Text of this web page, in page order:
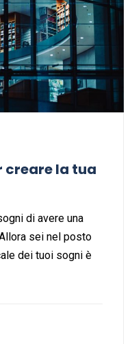
creare la tua
di avere una
sei nel posto
dei tuoi sogni è